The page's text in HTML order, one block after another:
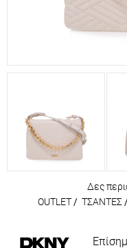
Δες
OUTLET / ΤΣΑΝΤΕΣ